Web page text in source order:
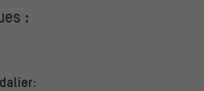
: